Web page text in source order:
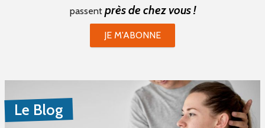
passent près de chez vous !
JE M'ABONNE
Le Blog